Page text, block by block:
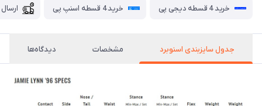
خرید 4 قسطه دیجی پی خرید 4 قسطه اسنپ پی
جدول سایزبندی اسنوبرد مشخصات دیدگاه‌ها